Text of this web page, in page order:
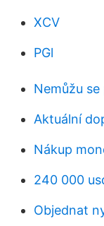
XCV
PGl
Nemůžu
Aktuální
Nákup
240 000
Objednat